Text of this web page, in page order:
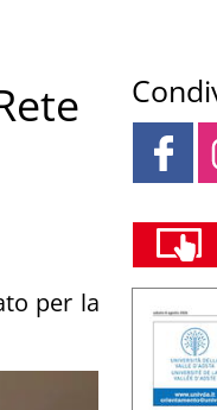
per la